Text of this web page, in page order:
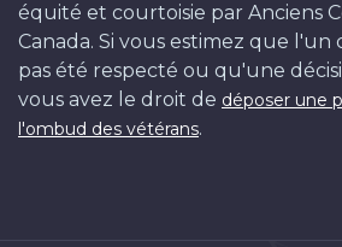
équité et courtoisie par Anciens
Canada. Si vous estimez que l'un
pas été respecté ou qu'une
vous avez le droit de déposer une
l'ombud des vétérans.